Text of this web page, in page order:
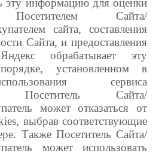
эту информацию для оценки
Посетителем Сайта/
сайта, составления
Сайта, и предоставления
Яндекс обрабатывает эту
установленном в
сервиса
Посетитель Сайта/
может отказаться от
выбрав соответствующие
Также Посетитель Сайта/
может использовать